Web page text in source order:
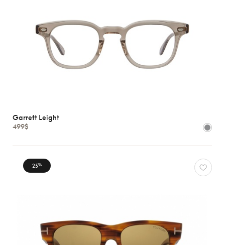
Garrett Leight
499$
25%